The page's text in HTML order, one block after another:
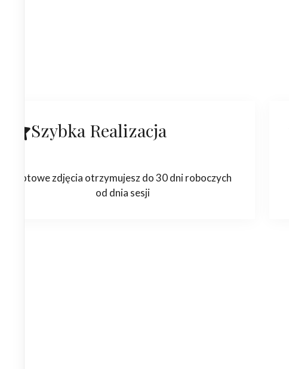
Szybka Realizacja
Gotowe zdjęcia otrzymujesz do 30 dni roboczych
od dnia sesji